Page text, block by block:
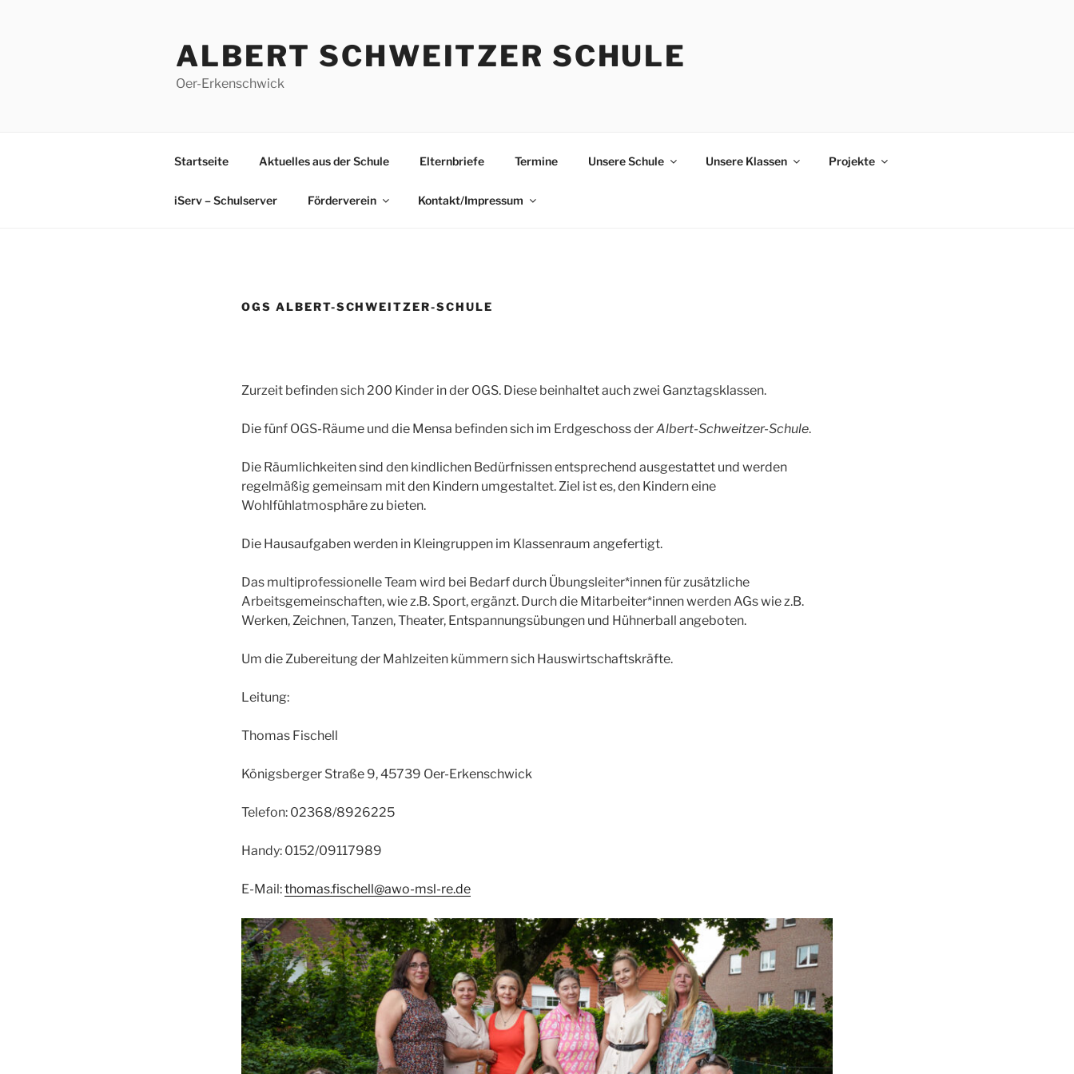
ALBERT SCHWEITZER SCHULE
Oer-Erkenschwick
Startseite Aktuelles aus der Schule Elternbriefe Termine Unsere Schule Unsere Klassen Projekte
iServ – Schulserver Förderverein Kontakt/Impressum
OGS ALBERT-SCHWEITZER-SCHULE
Zurzeit befinden sich 200 Kinder in der OGS. Diese beinhaltet auch zwei Ganztagsklassen.
Die fünf OGS-Räume und die Mensa befinden sich im Erdgeschoss derAlbert-Schweitzer-Schule.
Die Räumlichkeiten sind den kindlichen Bedürfnissen entsprechend ausgestattet und werden
regelmäßig gemeinsam mit den Kindern umgestaltet. Ziel ist es, den Kindern eine
Wohlfühlatmosphäre zu bieten.
Die Hausaufgaben werden in Kleingruppen im Klassenraum angefertigt.
Das multiprofessionelle Team wird bei Bedarf durch Übungsleiter*innen für zusätzliche
Arbeitsgemeinschaften, wie z.B. Sport, ergänzt. Durch die Mitarbeiter*innen werden AGs wie z.B.
Werken, Zeichnen, Tanzen, Theater, Entspannungsübungen und Hühnerball angeboten.
Um die Zubereitung der Mahlzeiten kümmern sich Hauswirtschaftskräfte.
Leitung:
Thomas Fischell
Königsberger Straße 9, 45739 Oer-Erkenschwick
Telefon: 02368/8926225
Handy: 0152/09117989
E-Mail:thomas​.fischell​@awo-msl-re​.de